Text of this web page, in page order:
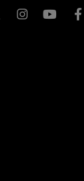
Instagram